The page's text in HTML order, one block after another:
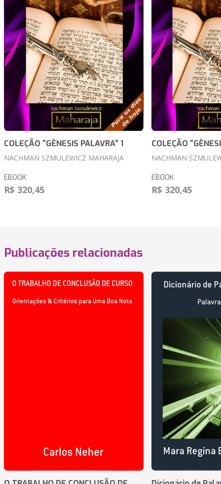
COLEÇÃO “GÊNESIS PALAVRA” 1
NACHMAN SZMULEWICZ MAHARAJA
EBOOK
R$ 320,45
COLEÇÃO
NACHMAN
EBOOK
R$ 320,45
Publicações relacionadas